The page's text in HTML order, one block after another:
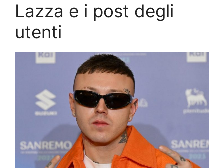
Lazza e i post degli
utenti